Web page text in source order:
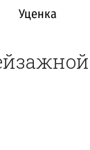
Уценка